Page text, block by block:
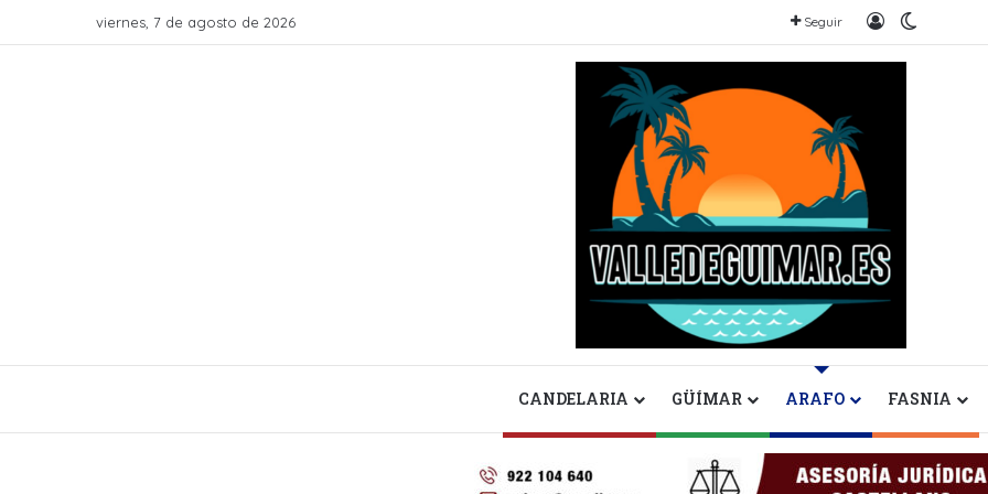
viernes, 7 de agosto de 2026 Seguir Iniciar sesión
Switch
CANDELARIA GÜÍMAR ARAFO FASNIA